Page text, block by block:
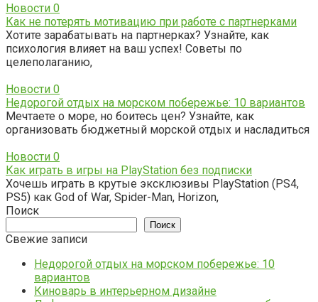
Новости 0
Как не потерять мотивацию при работе с партнерками
Хотите зарабатывать на партнерках? Узнайте, как
психология влияет на ваш успех! Советы по
целеполаганию,
Новости 0
Недорогой отдых на морском побережье: 10 вариантов
Мечтаете о море, но боитесь цен? Узнайте, как
организовать бюджетный морской отдых и насладиться
Новости 0
Как играть в игры на PlayStation без подписки
Хочешь играть в крутые эксклюзивы PlayStation (PS4,
PS5) как God of War, Spider-Man, Horizon,
Поиск
Поиск
Свежие записи
Недорогой отдых на морском побережье: 10
вариантов
Киноварь в интерьерном дизайне